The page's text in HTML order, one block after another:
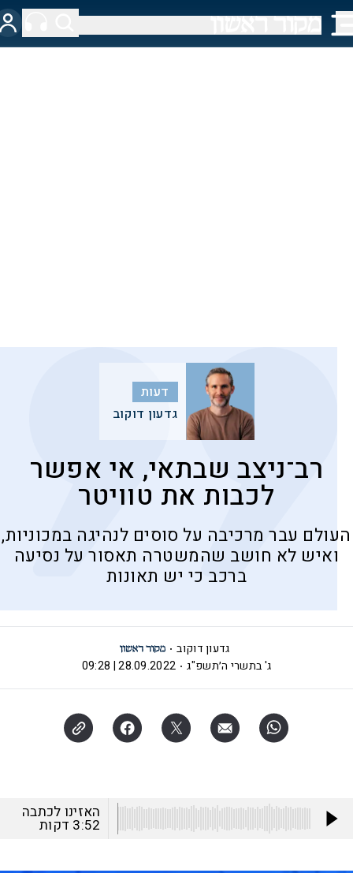
דעות
גדעון דוקוב
רב־ניצב שבתאי, אי אפשר
לכבות את טוויטר
העולם עבר מרכיבה על סוסים לנהיגה במכוניות,
ואיש לא חושב שהמשטרה תאסור על נסיעה
ברכב כי יש תאונות
גדעון דוקוב
ג' בתשרי ה׳תשפ"ג
28.09.2022 | 09:28
האזינו לכתבה
3:52 דקות